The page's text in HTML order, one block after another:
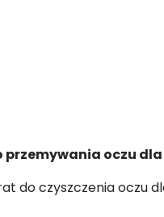
przemywania oczu
zwierząt